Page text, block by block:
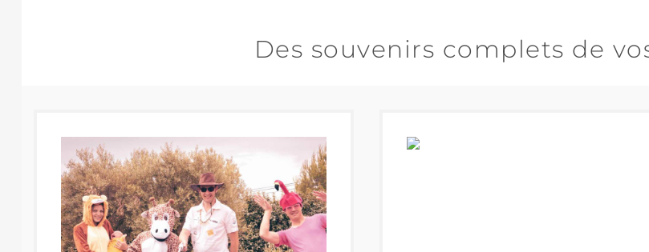
Des souvenirs complets de